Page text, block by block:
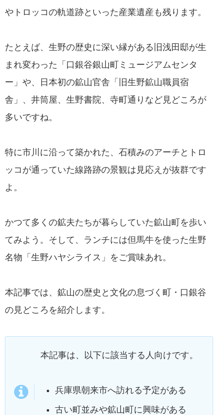
やトロッコの軌道跡といった産業遺産も残ります。
たとえば、生野の歴史に深い縁がある旧浅田邸が生
まれ変わった「口銀谷銀山町ミュージアムセンタ
ー」や、日本初の鉱山官舎「旧生野鉱山職員宿
舎」、井筒屋、生野書院、寺町通りなど見どころが
多いですね。
特に市川に沿って築かれた、石積みのアーチとトロ
ッコが通っていた線路跡の景観は見応えが抜群です
よ。
かつて多くの鉱夫たちが暮らしていた鉱山町を歩い
てみよう。そして、ランチには但馬牛を使った生野
名物「生野ハヤシライス」をご賞味あれ。
本記事では、鉱山の歴史と文化の息づく町・口銀谷
の見どころを紹介します。
本記事は、以下に該当する人向けです。
兵庫県朝来市へ訪れる予定がある
古い町並みや鉱山町に興味がある